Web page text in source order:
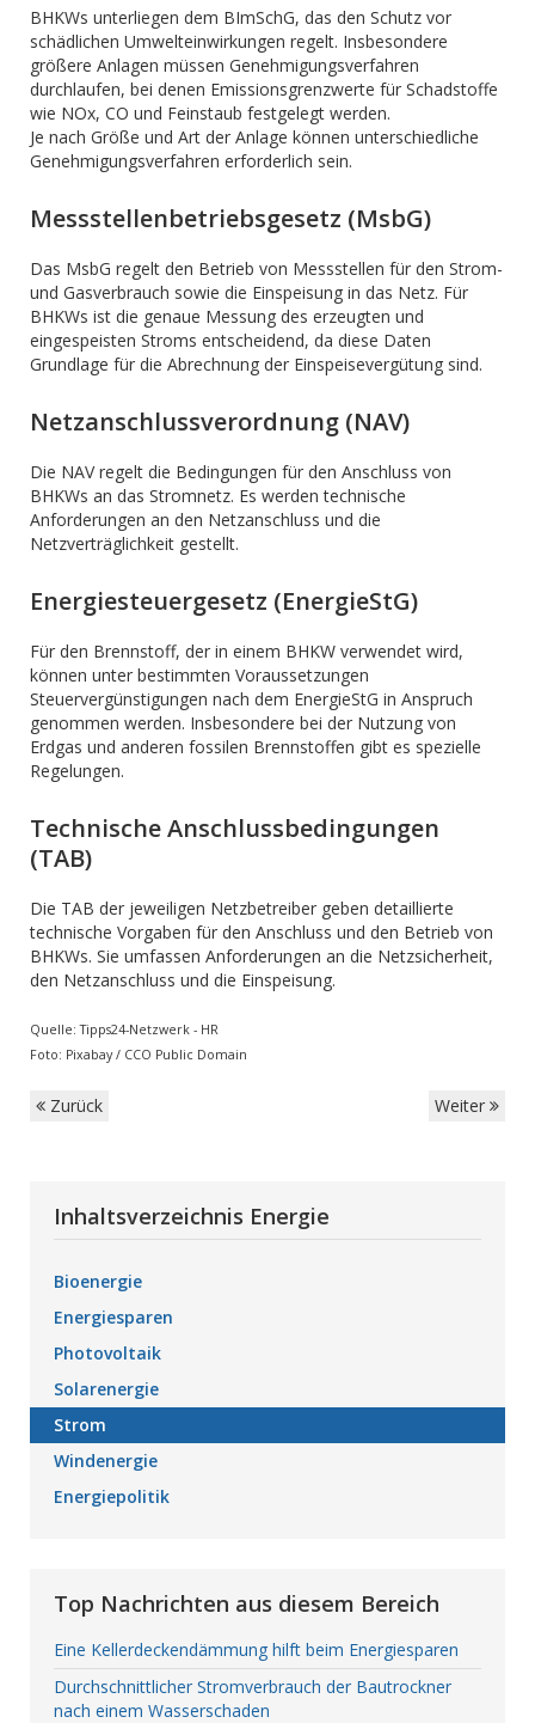
BHKWs unterliegen dem BImSchG, das den Schutz vor
schädlichen Umwelteinwirkungen regelt. Insbesondere
größere Anlagen müssen Genehmigungsverfahren
durchlaufen, bei denen Emissionsgrenzwerte für Schadstoffe
wie NOx, CO und Feinstaub festgelegt werden.
Je nach Größe und Art der Anlage können unterschiedliche
Genehmigungsverfahren erforderlich sein.
Messstellenbetriebsgesetz (MsbG)
Das MsbG regelt den Betrieb von Messstellen für den Strom-
und Gasverbrauch sowie die Einspeisung in das Netz. Für
BHKWs ist die genaue Messung des erzeugten und
eingespeisten Stroms entscheidend, da diese Daten
Grundlage für die Abrechnung der Einspeisevergütung sind.
Netzanschlussverordnung (NAV)
Die NAV regelt die Bedingungen für den Anschluss von
BHKWs an das Stromnetz. Es werden technische
Anforderungen an den Netzanschluss und die
Netzverträglichkeit gestellt.
Energiesteuergesetz (EnergieStG)
Für den Brennstoff, der in einem BHKW verwendet wird,
können unter bestimmten Voraussetzungen
Steuervergünstigungen nach dem EnergieStG in Anspruch
genommen werden. Insbesondere bei der Nutzung von
Erdgas und anderen fossilen Brennstoffen gibt es spezielle
Regelungen.
Technische Anschlussbedingungen
(TAB)
Die TAB der jeweiligen Netzbetreiber geben detaillierte
technische Vorgaben für den Anschluss und den Betrieb von
BHKWs. Sie umfassen Anforderungen an die Netzsicherheit,
den Netzanschluss und die Einspeisung.
Quelle: Tipps24-Netzwerk - HR
Foto: Pixabay / CCO Public Domain
Zurück Weiter
Inhaltsverzeichnis Energie
Bioenergie
Energiesparen
Photovoltaik
Solarenergie
Strom
Windenergie
Energiepolitik
Top Nachrichten aus diesem Bereich
Eine Kellerdeckendämmung hilft beim Energiesparen
Durchschnittlicher Stromverbrauch der Bautrockner
nach einem Wasserschaden